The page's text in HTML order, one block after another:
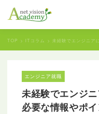
TOP ITコラム 未経験でエンジニア
エンジニア就職
未経験でエンジ
必要な情報やポ